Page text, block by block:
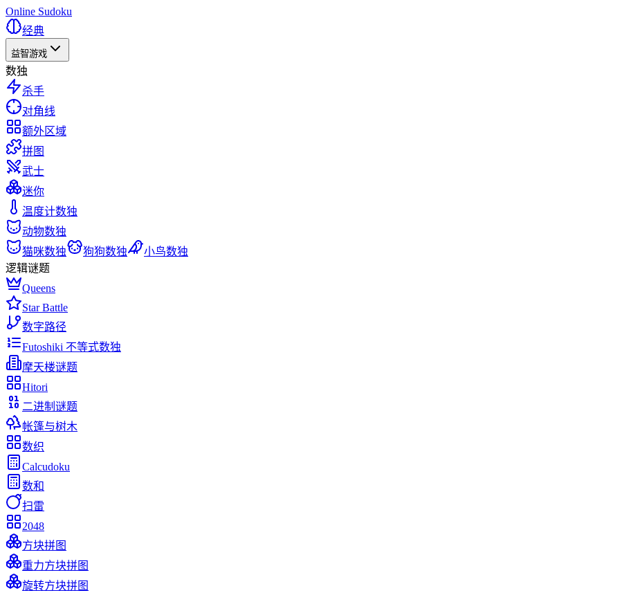
Online Sudoku
经典
益智游戏
数独
杀手
对角线
额外区域
拼图
武士
迷你
温度计数独
动物数独
猫咪数独
狗狗数独
小鸟数独
逻辑谜题
Queens
Star Battle
数字路径
Futoshiki 不等式数独
摩天楼谜题
Hitori
二进制谜题
帐篷与树木
数织
Calcudoku
数和
扫雷
2048
方块拼图
重力方块拼图
旋转方块拼图